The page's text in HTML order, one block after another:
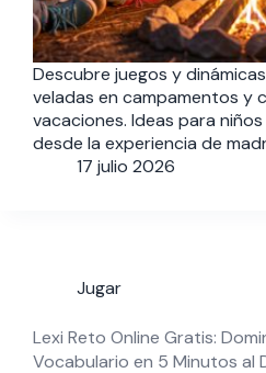
Descubre juegos y
veladas en campamentos y
vacaciones. Ideas para niños
desde la experiencia de
17 julio 2026
Jugar
Lexi Reto Online Gratis:
Vocabulario en 5 Minutos al